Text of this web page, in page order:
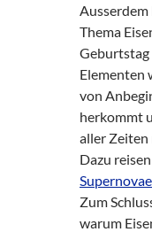
Thema
Geburtstag
Elementen
von
herkommt
aller Zeiten
Dazu
Supernovae
Zum
warum